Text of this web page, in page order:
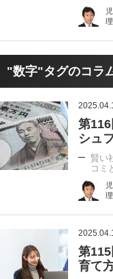
"数字"タグのコラ
第
シュ
賢い
コミ
2025.04.1
第
育て